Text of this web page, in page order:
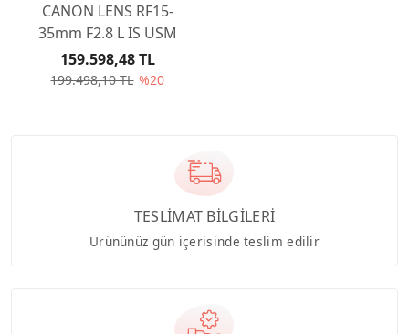
CANON LENS RF15-
35mm F2.8 L IS USM
199.498,10 TL %20
159.598,48 TL
TESLİMAT BİLGİLERİ
Ürününüz gün içerisinde teslim edilir